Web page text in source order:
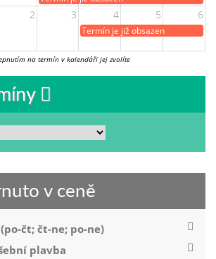
2 3 4 5 6
Termín je již obsazen
na termín v kalendáři jej zvolíte
v ceně
čt; čt-ne; po-ne)
plavba